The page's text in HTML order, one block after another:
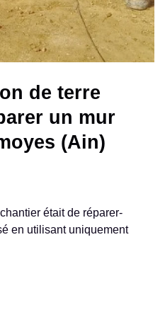
de terre
un mur
(Ain)
était de réparer-
en utilisant uniquement